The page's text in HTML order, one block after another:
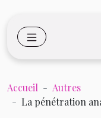
Accueil
Autres
La pénétration